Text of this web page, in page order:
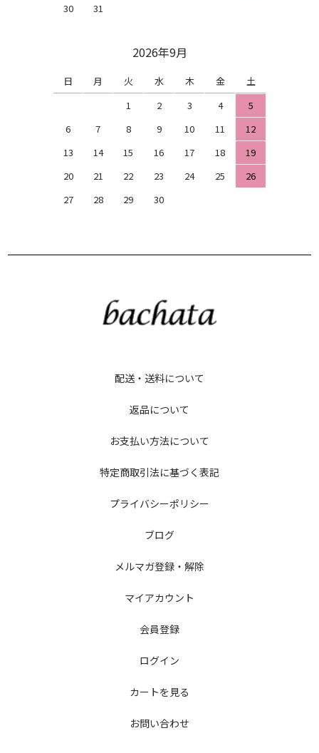
30
31
2026年9月
日 月 火 水 木 金
土
1
2 3 4
5
6
7 8 9 10 11
12
13
14 15 16 17 18
19
20
21 22 23 24 25
26
27
28 29 30
配送・送料について
返品について
お支払い方法について
特定商取引法に基づく表記
プライバシーポリシー
ブログ
メルマガ登録・解除
マイアカウント
会員登録
ログイン
カートを見る
お問い合わせ